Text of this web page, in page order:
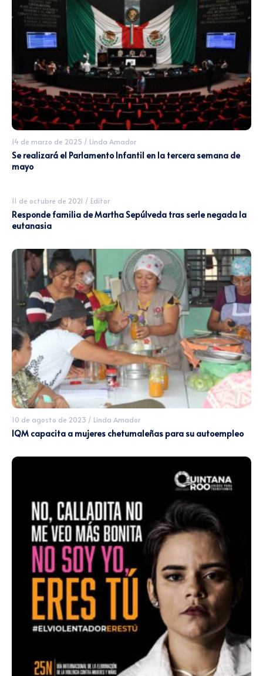
14 de marzo de 2025 / Linda Amador
Se realizará el Parlamento Infantil en la tercera semana de
mayo
11 de octubre de 2021 / Editor
Responde familia de Martha Sepúlveda tras serle negada la
eutanasia
10 de agosto de 2023 / Linda Amador
IQM capacita a mujeres chetumaleñas para su autoempleo